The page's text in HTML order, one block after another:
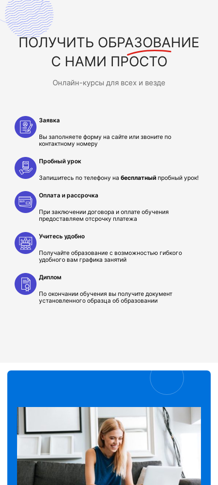
ПОЛУЧИТЬ ОБРАЗОВАНИЕ
С НАМИ ПРОСТО
Онлайн-курсы для всех и везде
Заявка
Вы заполняете форму на сайте или звоните по
контактному номеру
Пробный урок
Запишитесь по телефону на бесплатный пробный урок!
Оплата и рассрочка
При заключении договора и оплате обучения
предоставляем отсрочку платежа
Учитесь удобно
Получайте образование с возможностью гибкого
удобного вам графика занятий
Диплом
По окончании обучения вы получите документ
установленного образца об образовании